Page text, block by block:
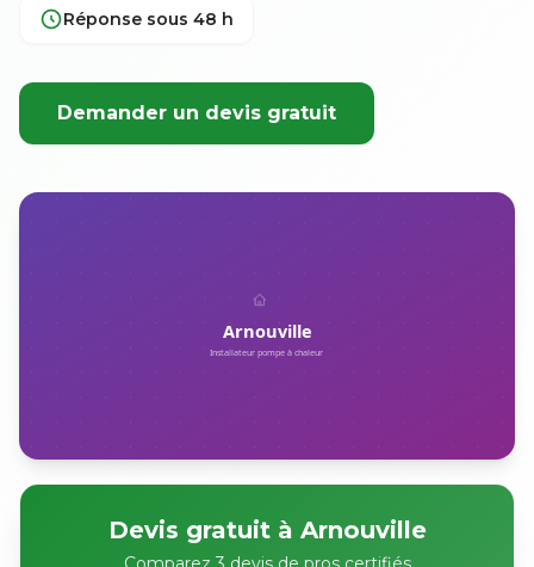
Réponse sous 48 h
Demander un devis gratuit
Devis gratuit à Arnouville